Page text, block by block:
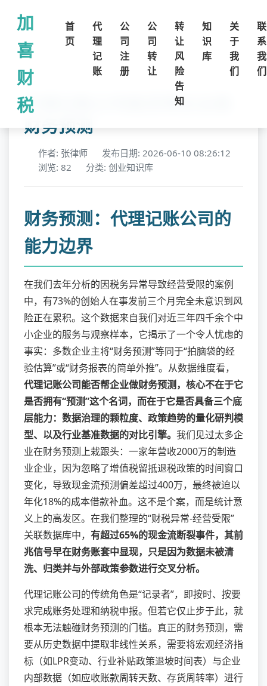
加
喜
财
税
首
页
代
理
记
账
公
司
注
册
公
司
转
让
转
让
风
险
告
知
知
识
库
关
于
我
们
联
系
我
们
代理记账公司能否帮企业做
财务预测
作者: 张律师
发布日期: 2026-06-10 08:26:12
浏览: 82
分类: 创业知识库
财务预测：代理记账公司的
能力边界
在我们去年分析的因税务异常导致经营受限的案例
中，有73%的创始人在事发前三个月完全未意识到风
险正在累积。这个数据来自我们对近三年四千余个中
小企业的服务与观察样本，它揭示了一个令人忧虑的
事实：多数企业主将“财务预测”等同于“拍脑袋的经
验估算”或“财务报表的简单外推”。从数据维度看，
代理记账公司能否帮企业做财务预测，核心不在于它
是否拥有“预测”这个名词，而在于它是否具备三个底
层能力：数据治理的颗粒度、政策趋势的量化研判模
型、以及行业基准数据的对比引擎。 我们见过太多企
业在财务预测上栽跟头：一家年营收2000万的制造
业企业，因为忽略了增值税留抵退税政策的时间窗口
变化，导致现金流预测偏差超过400万，最终被迫以
年化18%的成本借款补血。这不是个案，而是统计意
义上的高发区。在我们整理的“财税异常-经营受限”
关联数据库中， 有超过65%的现金流断裂事件，其前
兆信号早在财务账套中显现，只是因为数据未被清
洗、归类并与外部政策参数进行交叉分析。
代理记账公司的传统角色是“记录者”，即按时、按要
求完成账务处理和纳税申报。但若它仅止步于此，就
根本无法触碰财务预测的门槛。真正的财务预测，需
要从历史数据中提取非线性关系，需要将宏观经济指
标（如LPR变动、行业补贴政策退坡时间表）与企业
内部数据（如应收账款周转天数、存货周转率）进行